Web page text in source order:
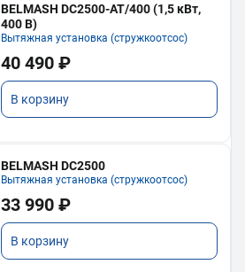
BELMASH DC2500-AT/400 (1,5 кВт,
400 В)
Вытяжная установка (стружкоотсос)
40 490 ₽
В корзину
BELMASH DC2500
Вытяжная установка (стружкоотсос)
33 990 ₽
В корзину